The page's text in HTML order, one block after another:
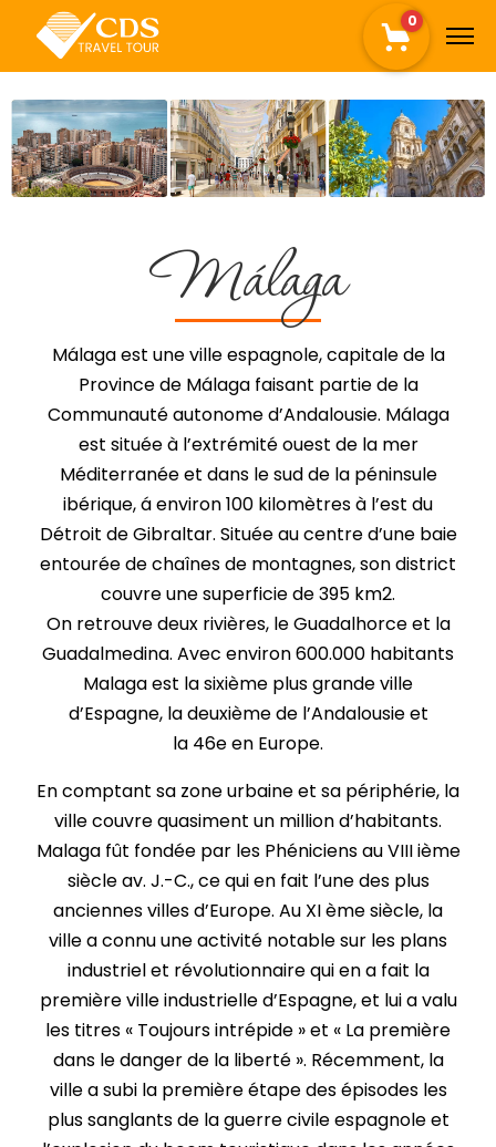
0
Málaga
Málaga est une ville espagnole, capitale de la
Province de Málaga faisant partie de la
Communauté autonome d’Andalousie. Málaga
est située à l’extrémité ouest de la mer
Méditerranée et dans le sud de la péninsule
ibérique, á environ 100 kilomètres à l’est du
Détroit de Gibraltar. Située au centre d’une baie
entourée de chaînes de montagnes, son district
couvre une superficie de 395 km2.
On retrouve deux rivières, le Guadalhorce et la
Guadalmedina. Avec environ 600.000 habitants
Malaga est la sixième plus grande ville
d’Espagne, la deuxième de l’Andalousie et
la 46e en Europe.
En comptant sa zone urbaine et sa périphérie, la
ville couvre quasiment un million d’habitants.
Malaga fût fondée par les Phéniciens au VIII ième
siècle av. J.-C., ce qui en fait l’une des plus
anciennes villes d’Europe. Au XI ème siècle, la
ville a connu une activité notable sur les plans
industriel et révolutionnaire qui en a fait la
première ville industrielle d’Espagne, et lui a valu
les titres « Toujours intrépide » et « La première
dans le danger de la liberté ». Récemment, la
ville a subi la première étape des épisodes les
plus sanglants de la guerre civile espagnole et